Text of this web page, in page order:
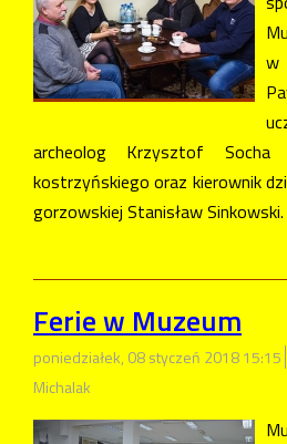
w
archeolog Krzysztof
kostrzyńskiego oraz kierownik
gorzowskiej Stanisław Sinkowski.
Ferie w Muzeum
poniedziałek, 08 styczeń 2018 15:15
Michalak